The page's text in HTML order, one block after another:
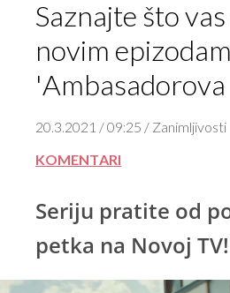
Saznajte što
novim
'Ambasadorova
20.3.2021 / 09:25 / Zanimljivosti
KOMENTARI
Seriju pratite od
petka na Novoj TV!